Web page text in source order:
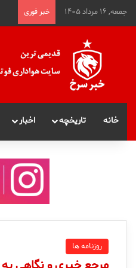
جمعه, ۱۶ مرداد ۱۴۰۵ خبر فوری
خانه تاریخچه اخبار
روزنامه ها